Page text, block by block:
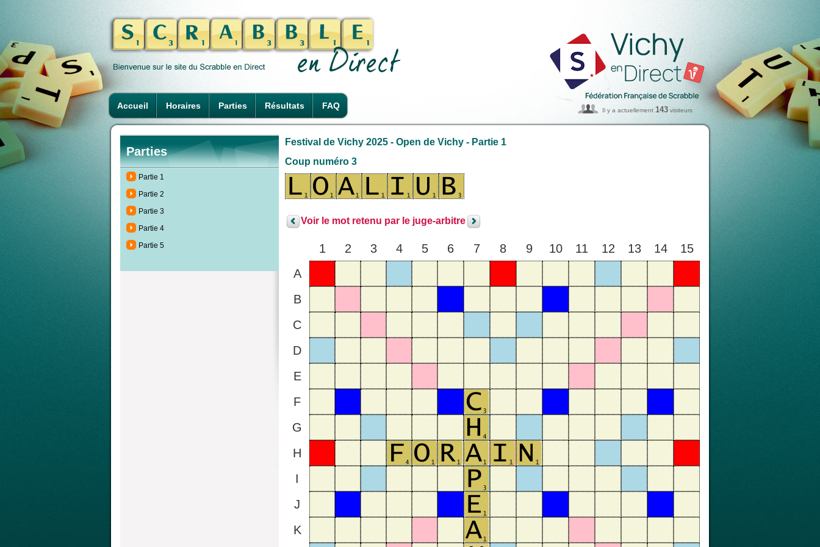
Accueil Horaires Parties Résultats FAQ Il y a actuellement 143 visiteurs
Parties
Partie 1
Partie 2
Partie 3
Partie 4
Partie 5
Festival de Vichy 2025 - Open de Vichy - Partie 1
Coup numéro 3
Voir le mot retenu par le juge-arbitre
1 2 3 4 5 6 7 8 9 10 11 12 13 14
15
A
B
C
D
E
F
G
H
I
J
K